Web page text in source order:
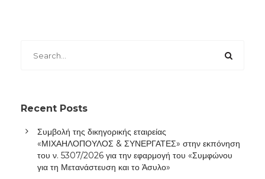
Recent Posts
Συμβολή της δικηγορικής εταιρείας
«ΜΙΧΑΗΛΟΠΟΥΛΟΣ & ΣΥΝΕΡΓΑΤΕΣ» στην εκπόνηση
του ν. 5307/2026 για την εφαρμογή του «Συμφώνου
για τη Μετανάστευση και το Άσυλο»